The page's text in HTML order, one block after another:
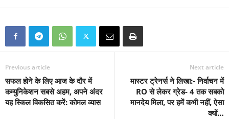
Previous article
सफल होने के लिए आज के दौर में
कम्युनिकेशन सबसे अहम, अपने अंदर
यह स्किल विकसित करें: कोमल व्यास
Next article
मास्टर ट्रेनर्स ने लिखा:- निर्वाचन में
RO से लेकर ग्रेड- 4 तक सबको
मानदेय मिला, पर हमें कभी नहीं, ऐसा
क्यों…